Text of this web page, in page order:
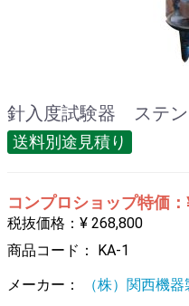
針入度試験器 ステ
送料別途見積り
コンプロショップ特価
税抜価格：¥ 268,800
商品コード： KA-1
メーカー：
（株）関西機